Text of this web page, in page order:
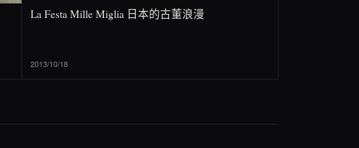
La Festa Mille Miglia 日本的古董浪漫
2013/10/18